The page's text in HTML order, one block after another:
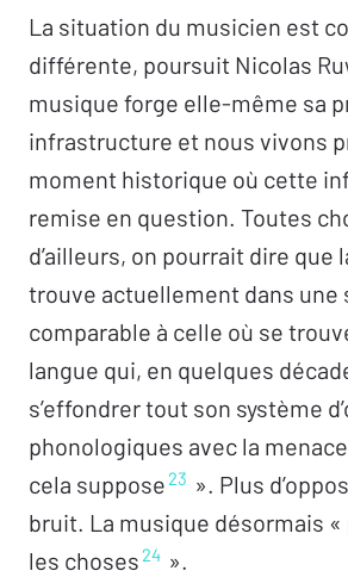
La situation du musicien est
différente, poursuit Nicolas
musique forge elle-même sa
infrastructure et nous vivons
moment historique où cette
remise en question. Toutes
d’ailleurs, on pourrait dire que
trouve actuellement dans une
comparable à celle où se
langue qui, en quelques
s’effondrer tout son système
phonologiques avec la
cela suppose 23 ». Plus
bruit. La musique désormais
les choses 24 ».